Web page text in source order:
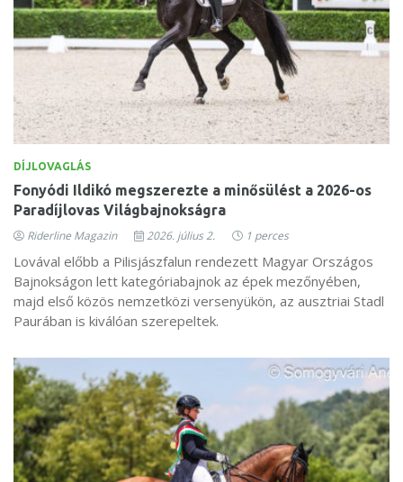
DÍJLOVAGLÁS
Fonyódi Ildikó megszerezte a minősülést a 2026-os
Paradíjlovas Világbajnokságra
Riderline Magazin 2026. július 2. 1 perces
Lovával előbb a Pilisjászfalun rendezett Magyar Országos
Bajnokságon lett kategóriabajnok az épek mezőnyében,
majd első közös nemzetközi versenyükön, az ausztriai Stadl
Paurában is kiválóan szerepeltek.